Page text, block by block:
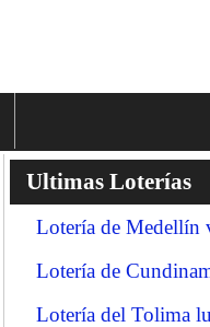
Ultimas Loterías
Lotería de Medellín
Lotería de
Lotería del Tolima